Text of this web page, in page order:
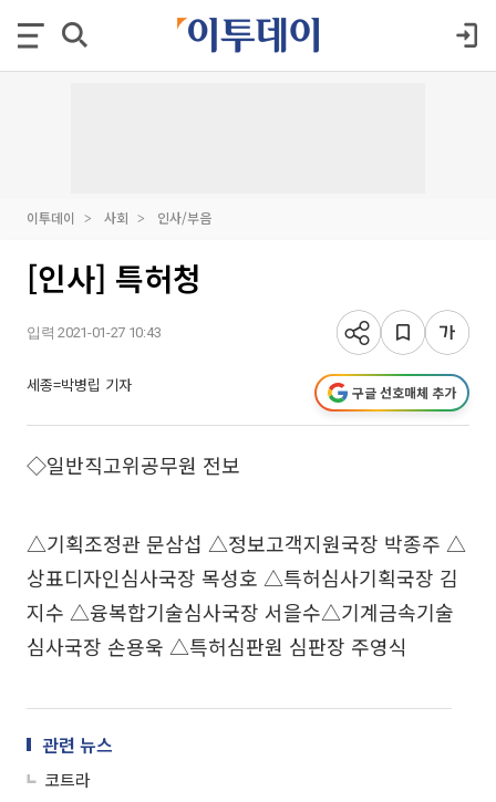
이투데이 사회 인사/부음
[인사] 특허청
입력 2021-01-27 10:43
세종=박병립 기자 구글 선호매체 추가
◇일반직고위공무원 전보
△기획조정관 문삼섭 △정보고객지원국장 박종주 △
상표디자인심사국장 목성호 △특허심사기획국장 김
지수 △융복합기술심사국장 서을수△기계금속기술
심사국장 손용욱 △특허심판원 심판장 주영식
관련 뉴스
코트라